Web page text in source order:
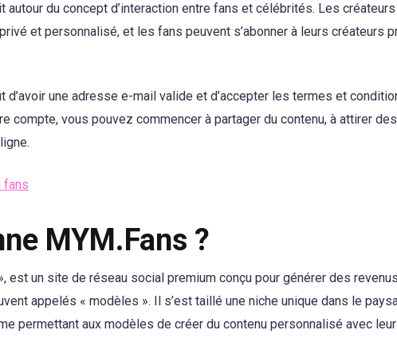
autour du concept d’interaction entre fans et célébrités. Les
et personnalisé, et les fans peuvent s’abonner à leurs créateurs
d’avoir une adresse e-mail valide et d’accepter les termes et
compte, vous pouvez commencer à partager du contenu, à attirer
fans
MYM.Fans ?
est un site de réseau social premium conçu pour générer des revenus
appelés « modèles ». Il s’est taillé une niche unique dans le
permettant aux modèles de créer du contenu personnalisé avec